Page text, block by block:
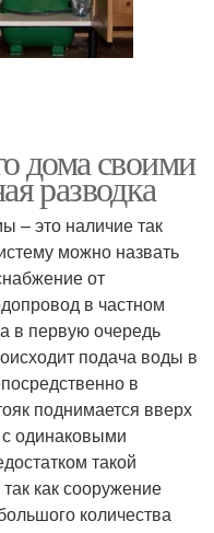
дома своими
разводка
– это наличие так
можно назвать
от
в частном
в первую очередь
подача воды в
в
поднимается вверх
одинаковыми
такой
как сооружение
количества